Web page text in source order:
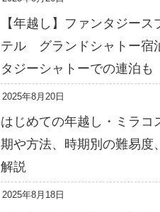
【年越し】ファンタジース
テル グランドシャトー
タジーシャトーでの連泊も
2025年8月20日
はじめての年越し・ミラ
期や方法、時期別の難易度
解説
2025年8月18日